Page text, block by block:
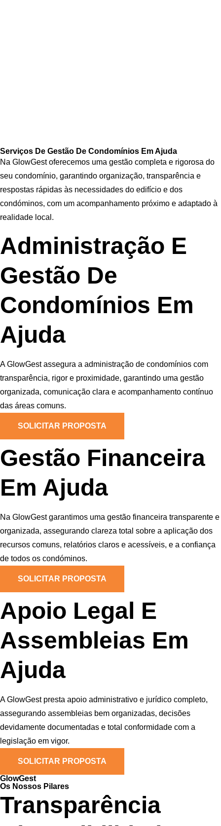
Serviços De Gestão De Condomínios Em Ajuda
Na GlowGest oferecemos uma gestão completa e rigorosa do
seu condomínio, garantindo organização, transparência e
respostas rápidas às necessidades do edifício e dos
condóminos, com um acompanhamento próximo e adaptado à
realidade local.
Administração E
Gestão De
Condomínios Em
Ajuda
A GlowGest assegura a administração de condomínios com
transparência, rigor e proximidade, garantindo uma gestão
organizada, comunicação clara e acompanhamento contínuo
das áreas comuns.
SOLICITAR PROPOSTA
Gestão Financeira
Em Ajuda
Na GlowGest garantimos uma gestão financeira transparente e
organizada, assegurando clareza total sobre a aplicação dos
recursos comuns, relatórios claros e acessíveis, e a confiança
de todos os condóminos.
SOLICITAR PROPOSTA
Apoio Legal E
Assembleias Em
Ajuda
A GlowGest presta apoio administrativo e jurídico completo,
assegurando assembleias bem organizadas, decisões
devidamente documentadas e total conformidade com a
legislação em vigor.
SOLICITAR PROPOSTA
GlowGest
Os Nossos Pilares
Transparência